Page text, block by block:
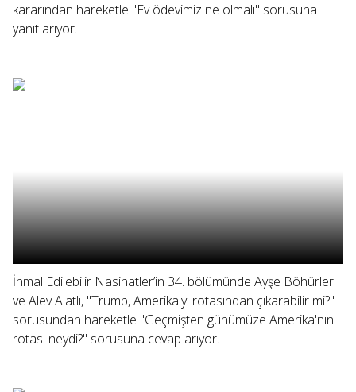
kararından hareketle "Ev ödevimiz ne olmalı" sorusuna
yanıt arıyor.
İhmal Edilebilir Nasihatler’in 34. bölümünde Ayşe Böhürler
ve Alev Alatlı, "Trump, Amerika'yı rotasından çıkarabilir mi?"
sorusundan hareketle "Geçmişten günümüze Amerika'nın
rotası neydi?" sorusuna cevap arıyor.